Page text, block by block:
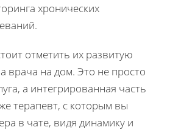
хронических
отметить их развитую
врача на дом. Это не просто
а интегрированная часть
терапевт, с которым вы
в чате, видя динамику и